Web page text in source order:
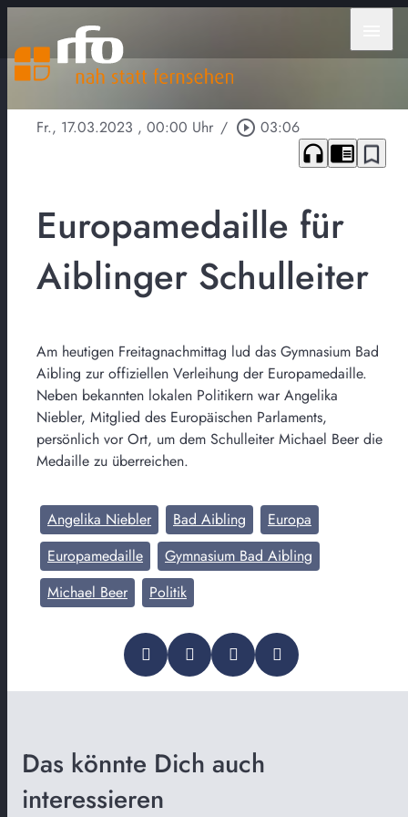
Fr., 17.03.2023 , 00:00 Uhr / play_circle_outline 03:06
headphones chrome_reader_mode bookmark_border
Europamedaille für
Aiblinger Schulleiter
Am heutigen Freitagnachmittag lud das Gymnasium Bad
Aibling zur offiziellen Verleihung der Europamedaille.
Neben bekannten lokalen Politikern war Angelika
Niebler, Mitglied des Europäischen Parlaments,
persönlich vor Ort, um dem Schulleiter Michael Beer die
Medaille zu überreichen.
Angelika Niebler Bad Aibling
Europa
Europamedaille
Gymnasium Bad Aibling
Michael Beer
Politik
Das könnte Dich auch
interessieren